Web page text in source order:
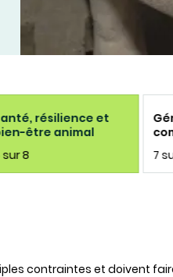
résilience et
être animal
sur 8
7
contraintes et doivent